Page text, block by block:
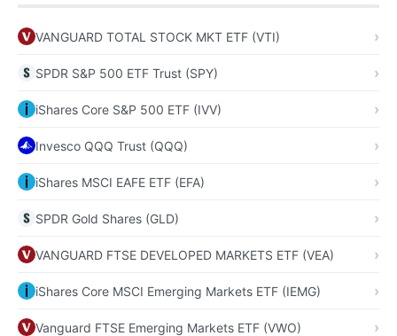
VANGUARD TOTAL STOCK MKT ETF (VTI)
SPDR S&P 500 ETF Trust (SPY)
iShares Core S&P 500 ETF (IVV)
Invesco QQQ Trust (QQQ)
iShares MSCI EAFE ETF (EFA)
SPDR Gold Shares (GLD)
VANGUARD FTSE DEVELOPED MARKETS ETF (VEA)
iShares Core MSCI Emerging Markets ETF (IEMG)
Vanguard FTSE Emerging Markets ETF (VWO)